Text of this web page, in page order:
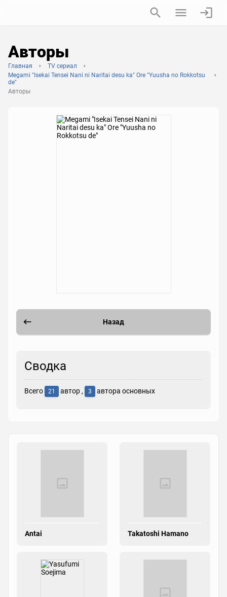
Авторы
Главная
TV сериал
Megami "Isekai Tensei Nani ni Naritai desu ka" Ore "Yuusha no Rokkotsu
de"
Авторы
Назад
Сводка
Всего 21 автор , 3 автора основных
Antai Takatoshi Hamano